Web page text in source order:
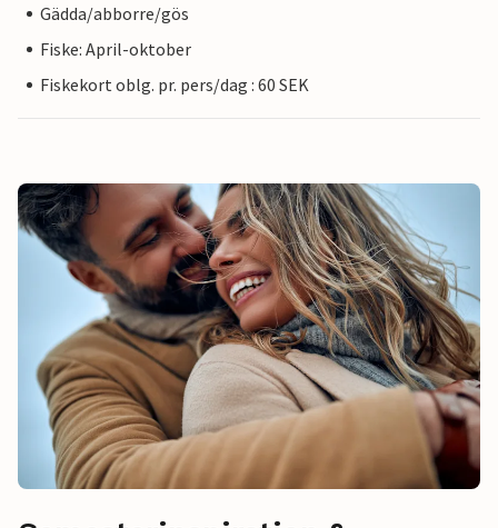
Gädda/abborre/gös
Fiske: April-oktober
Fiskekort oblg. pr. pers/dag : 60 SEK